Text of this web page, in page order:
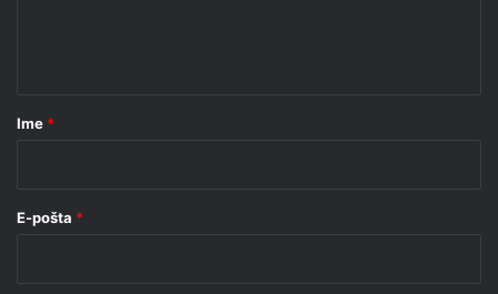
rIme *
E-pošta *